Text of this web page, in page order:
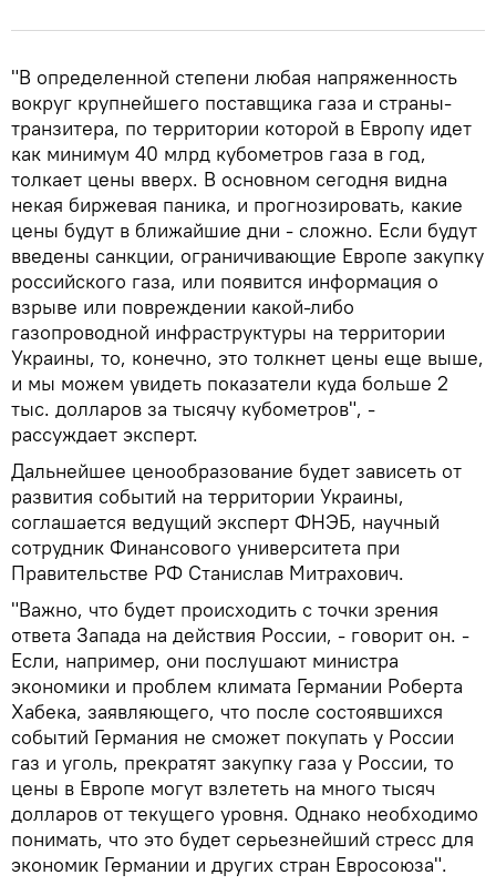
"В определенной степени любая напряженность
вокруг крупнейшего поставщика газа и страны-
транзитера, по территории которой в Европу идет
как минимум 40 млрд кубометров газа в год,
толкает цены вверх. В основном сегодня видна
некая биржевая паника, и прогнозировать, какие
цены будут в ближайшие дни - сложно. Если будут
введены санкции, ограничивающие Европе закупку
российского газа, или появится информация о
взрыве или повреждении какой-либо
газопроводной инфраструктуры на территории
Украины, то, конечно, это толкнет цены еще выше,
и мы можем увидеть показатели куда больше 2
тыс. долларов за тысячу кубометров", -
рассуждает эксперт.
Дальнейшее ценообразование будет зависеть от
развития событий на территории Украины,
соглашается ведущий эксперт ФНЭБ, научный
сотрудник Финансового университета при
Правительстве РФ Станислав Митрахович.
"Важно, что будет происходить с точки зрения
ответа Запада на действия России, - говорит он. -
Если, например, они послушают министра
экономики и проблем климата Германии Роберта
Хабека, заявляющего, что после состоявшихся
событий Германия не сможет покупать у России
газ и уголь, прекратят закупку газа у России, то
цены в Европе могут взлететь на много тысяч
долларов от текущего уровня. Однако необходимо
понимать, что это будет серьезнейший стресс для
экономик Германии и других стран Евросоюза".